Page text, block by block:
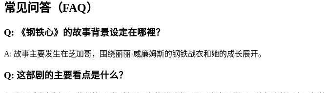
常见问答（FAQ）
Q: 《钢铁心》的故事背景设定在哪裡？
A: 故事主要发生在芝加哥，围绕丽丽·威廉姆斯的钢铁战衣和她的成长展开。
Q: 这部剧的主要看点是什么？